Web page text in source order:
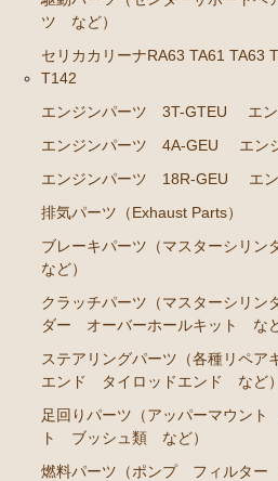
エンジンパーツ 4A-GELU
80年代、90年代その他
クラッチパーツ（マスターシ
ーズシリンダー オーバーホ
エンジンパーツ
イグナイター
汎用品
添加剤 漏れ止め剤（エンジン
ツ など）
セリカカリーナRA63 TA61 TA63
T142
エンジンパーツ 3T-GTEU
エ
エンジンパーツ 4A-GEU
エン
エンジンパーツ 18R-GEU
エ
排気パーツ（Exhaust Parts）
ブレーキパーツ（マスターシリ
など）
クラッチパーツ（マスターシリン
ダー オーバーホールキット など
ステアリングパーツ（各種リペ
エンド タイロッドエンド など）
足回りパーツ（アッパーマウン
ト ブッシュ類 など）
燃料パーツ（ポンプ フィルタ